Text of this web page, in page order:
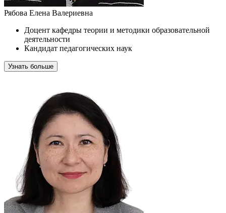
Рябова Елена Валериевна
Доцент кафедры теории и методики образовательной
деятельности
Кандидат педагогических наук
Узнать больше